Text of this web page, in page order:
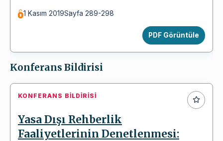
1 Kasım 2019Sayfa 289-298
PDF Görüntüle
Konferans Bildirisi
KONFERANS BILDIRISI
Yasa Dışı Rehberlik
Faaliyetlerinin Denetlenmesi: